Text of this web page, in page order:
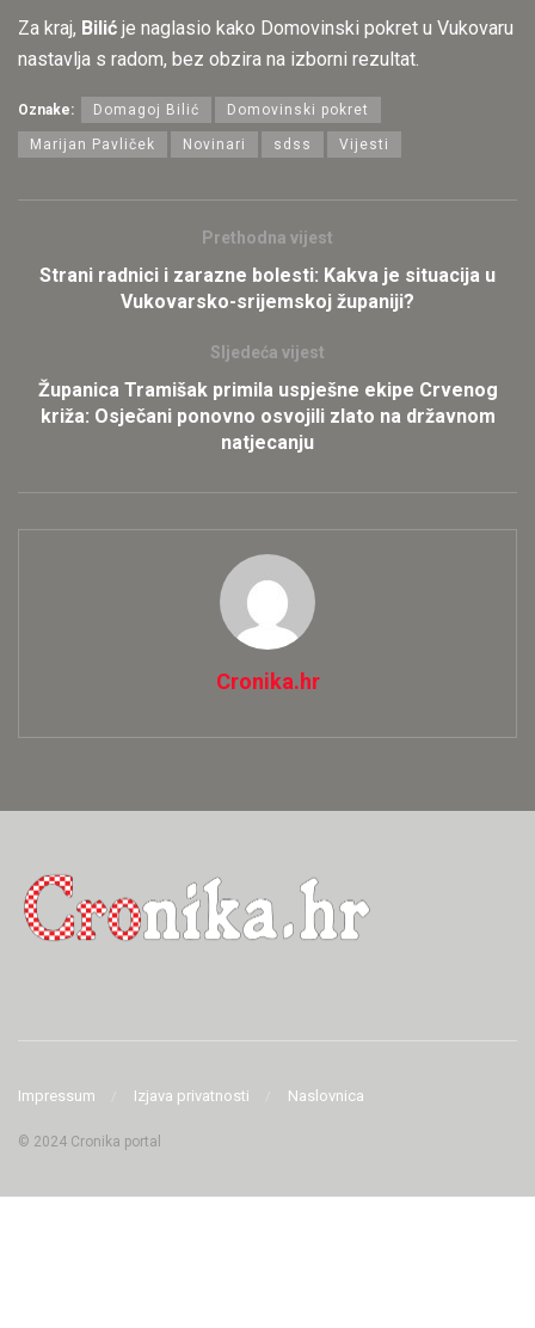
Za kraj, Bilić je naglasio kako Domovinski pokret u Vukovaru
nastavlja s radom, bez obzira na izborni rezultat.
Oznake: Domagoj Bilić Domovinski pokret
Marijan Pavliček Novinari sdss Vijesti
Prethodna vijest
Strani radnici i zarazne bolesti: Kakva je situacija u
Vukovarsko-srijemskoj županiji?
Sljedeća vijest
Županica Tramišak primila uspješne ekipe Crvenog
križa: Osječani ponovno osvojili zlato na državnom
natjecanju
Cronika.hr
Impressum Izjava privatnosti Naslovnica
© 2024 Cronika portal